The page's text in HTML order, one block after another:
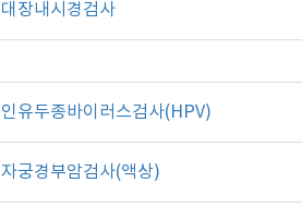
대장내시경검사
인유두종바이러스검사(HPV)
자궁경부암검사(액상)